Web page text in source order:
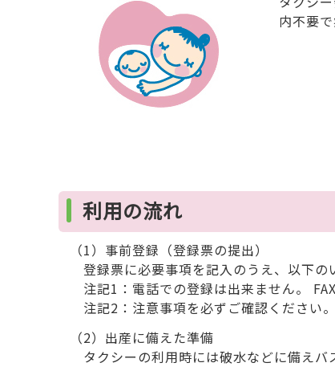
内不要
利用の流れ
（1）事前登録（登録票の提出）
登録票に必要事項を記入のうえ、以下の
注記1：電話での登録は出来ません。
注記2：注意事項を必ずご確認ください。
（2）出産に備えた準備
タクシーの利用時には破水などに備えバ